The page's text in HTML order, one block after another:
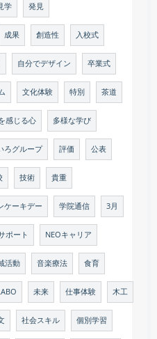
学 発見
成果 創造性 入校式
自分でデザイン 卒業式
文化体験 特別 茶道
感じる心 多様な学び
ろグループ 評価 公表
技術 貴重
ケーキデー 学院通信 3月
ポート NEOキャリア
活動 音楽療法 食育
未来 仕事体験 木工
社会スキル 個別学習